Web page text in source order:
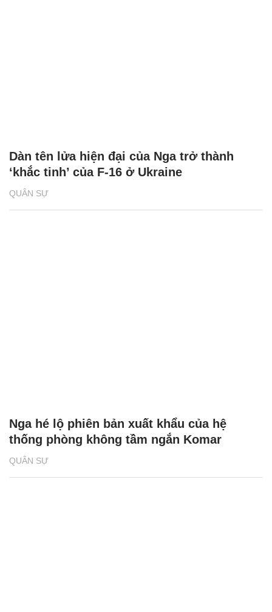
QUÂN SỰ
Dàn tên lửa hiện đại của Nga trở thành
‘khắc tinh’ của F-16 ở Ukraine
QUÂN SỰ
Nga hé lộ phiên bản xuất khẩu của hệ
thống phòng không tầm ngắn Komar